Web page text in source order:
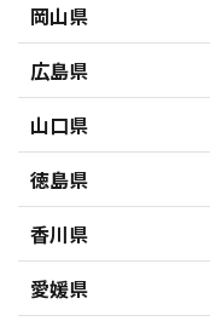
岡山県
広島県
山口県
徳島県
香川県
愛媛県